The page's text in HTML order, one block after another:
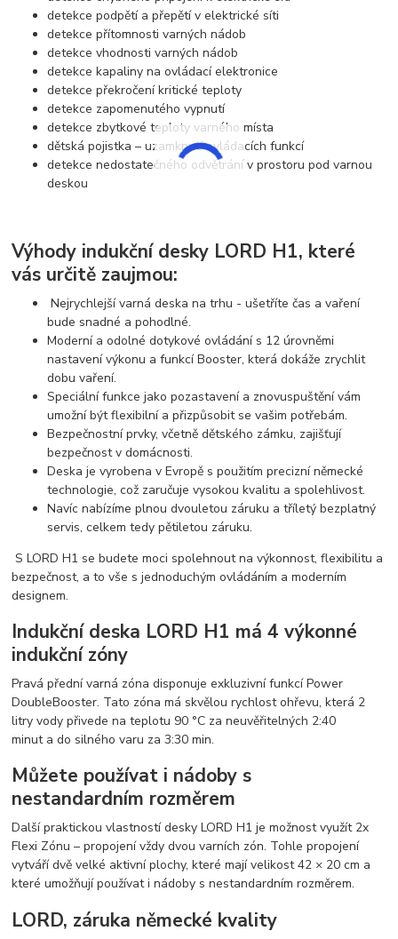
detekce podpětí a přepětí v elektrické síti
detekce přítomnosti varných nádob
detekce vhodnosti varných nádob
detekce kapaliny na ovládací elektronice
detekce překročení kritické teploty
detekce zapomenutého vypnutí
detekce zbytkové teploty varného místa
dětská pojistka – uzamknutí ovládacích funkcí
detekce nedostatečného odvětrání v prostoru pod varnou
deskou
Výhody indukční desky LORD H1, které
vás určitě zaujmou:
Nejrychlejší varná deska na trhu - ušetříte čas a vaření
bude snadné a pohodlné.
Moderní a odolné dotykové ovládání s 12 úrovněmi
nastavení výkonu a funkcí Booster, která dokáže zrychlit
dobu vaření.
Speciální funkce jako pozastavení a znovuspuštění vám
umožní být flexibilní a přizpůsobit se vašim potřebám.
Bezpečnostní prvky, včetně dětského zámku, zajišťují
bezpečnost v domácnosti.
Deska je vyrobena v Evropě s použitím precizní německé
technologie, což zaručuje vysokou kvalitu a spolehlivost.
Navíc nabízíme plnou dvouletou záruku a tříletý bezplatný
servis, celkem tedy pětiletou záruku.
S LORD H1 se budete moci spolehnout na výkonnost, flexibilitu a
bezpečnost, a to vše s jednoduchým ovládáním a moderním
designem.
Indukční deska LORD H1 má 4 výkonné
indukční zóny
Pravá přední varná zóna disponuje exkluzivní funkcí Power
DoubleBooster. Tato zóna má skvělou rychlost ohřevu, která 2
litry vody přivede na teplotu 90 °C za neuvěřitelných 2:40
minut a do silného varu za 3:30 min.
Můžete používat i nádoby s
nestandardním rozměrem
Další praktickou vlastností desky LORD H1 je možnost využít 2x
Flexi Zónu – propojení vždy dvou varních zón. Tohle propojení
vytváří dvě velké aktivní plochy, které mají velikost 42 × 20 cm a
které umožňují používat i nádoby s nestandardním rozměrem.
LORD, záruka německé kvality